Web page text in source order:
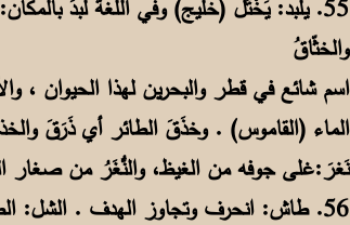
والخثّاقُ
اسم شائع في قطر والبحرين لهذا الحيوان
الماء (القاموس) . وخذَقَ الطائر أي ذَرَقَ
نَغرَ:غلى جوفه من الغيظ، والنُّغَرُ من صغار
56. طاش: انحرف وتجاوز الهدف . الشل: الطين في ماء البحر (خليج).